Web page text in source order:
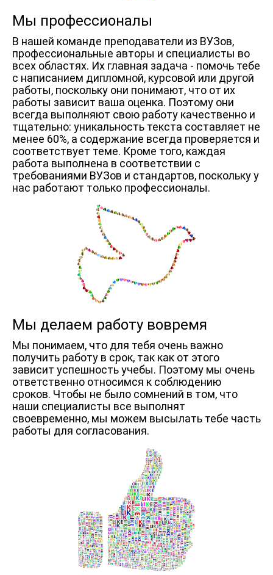
Мы профессионалы
В нашей команде преподаватели из ВУЗов,
профессиональные авторы и специалисты во
всех областях. Их главная задача - помочь тебе
с написанием дипломной, курсовой или другой
работы, поскольку они понимают, что от их
работы зависит ваша оценка. Поэтому они
всегда выполняют свою работу качественно и
тщательно: уникальность текста составляет не
менее 60%, а содержание всегда проверяется и
соответствует теме. Кроме того, каждая
работа выполнена в соответствии с
требованиями ВУЗов и стандартов, поскольку у
нас работают только профессионалы.
Мы делаем работу вовремя
Мы понимаем, что для тебя очень важно
получить работу в срок, так как от этого
зависит успешность учебы. Поэтому мы очень
ответственно относимся к соблюдению
сроков. Чтобы не было сомнений в том, что
наши специалисты все выполнят
своевременно, мы можем высылать тебе часть
работы для согласования.